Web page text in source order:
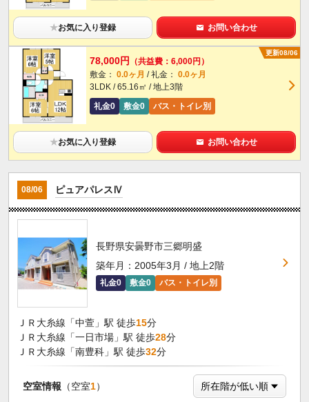
★お気に入り登録 お問い合わせ
更新08/06
78,000円
（共益費：6,000円）
敷金： 0.0ヶ月 / 礼金： 0.0ヶ月
3LDK / 65.16㎡ / 地上3階
礼金0
敷金0 バス・トイレ別
★お気に入り登録 お問い合わせ
08/06 ピュアパレスⅣ
長野県安曇野市三郷明盛
築年月：2005年3月 / 地上2階
礼金0 敷金0 バス・トイレ別
ＪＲ大糸線「中萱」駅 徒歩15分
ＪＲ大糸線「一日市場」駅 徒歩28分
ＪＲ大糸線「南豊科」駅 徒歩32分
空室情報 （空室1）